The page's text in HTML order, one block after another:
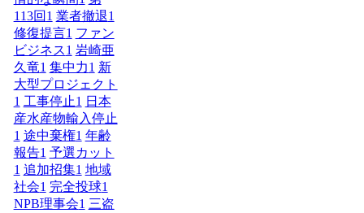
113回 1 業者撤退1
修復提言1 ファン
ビジネス1 岩崎亜
久竜1 集中力1 新
大型プロジェクト
1 工事停止1 日本
産水産物輸入停止
1 途中棄権1 年齢
報告1 予選カット
1 追加招集1 地域
社会1 完全投球1
NPB理事会1 三盗